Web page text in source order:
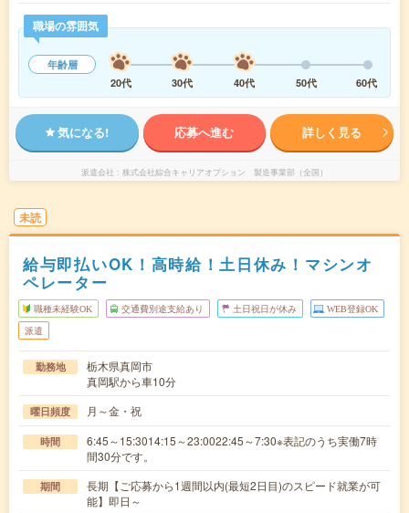
職場の雰囲気
年齢層
20代
30代 40代 50代 60代
気になる! 応募へ進む 詳しく見る
派遣会社 株式会社綜合キャリアオプション 製造事業部（全国）
未読
給与即払いOK！高時給！土日休み！マシンオ
ペレーター
職種未経験OK 交通費別途支給あり 土日祝日が休み WEB登録OK
派遣
勤務地
栃木県真岡市
真岡駅から車10分
曜日頻度 月～金・祝
時間
6:45～15:3014:15～23:0022:45～7:30※表記のうち実働7時
間30分です。
期間
長期【ご応募から1週間以内(最短2日目)のスピード就業が可
能】即日～